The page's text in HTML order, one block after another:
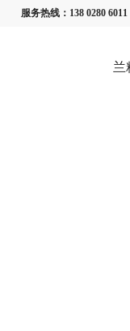
！ 服务热线：138 0280
兰